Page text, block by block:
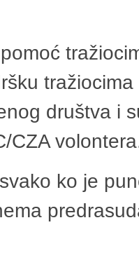
društva i
CZA
ko je